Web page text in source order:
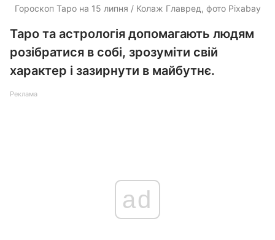
Гороскоп Таро на 15 липня / Колаж Главред, фото Pixabay
Таро та астрологія допомагають людям
розібратися в собі, зрозуміти свій
характер і зазирнути в майбутнє.
Реклама
ad